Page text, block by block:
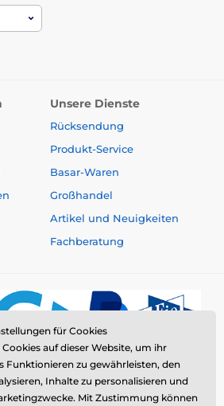
Unsere Dienste
Rücksendung
Produkt-Service
Basar-Waren
Großhandel
Artikel und Neuigkeiten
Fachberatung
für Cookies
auf dieser Website, um ihr
Funktionieren zu gewährleisten, den
Inhalte zu personalisieren und
Mit Zustimmung können